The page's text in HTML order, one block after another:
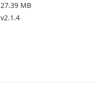
27.39 MB
v2.1.4